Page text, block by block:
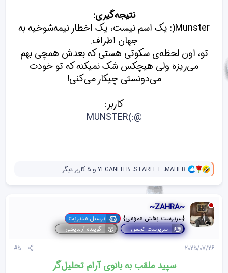
نتیجه‌گیری:
Munster(: یک اسم نیست، یک اخطار نیمه‌شوخیه به
جهان اطراف.
تو، اون لحظه‌ی سکوتی هستی که بعدش همچی بهم
می‌ریزه ولی هیچکس شک نمیکنه که تو خودت
می‌دونستی چیکار می‌کنی!
کاربر:
@:)MUNSTER
و
ک
ه
[
ی
س
MAHER، STARLET، YEGANEH.B و 5 کاربر دیگر
~ZAHRA~
{سرپرست بخش عمومی} پرسنل مدیریت
سرپرست انجمن گوینده آزمایشی
2025/07/26
#5
سپید ملقب به بانوی آرام تحلیل‌گر